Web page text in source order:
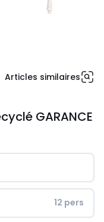
Articles similaires
GARANCE
12 pers